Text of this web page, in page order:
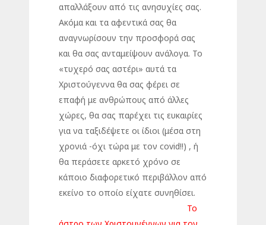
απαλλάξουν από τις ανησυχίες σας.
Ακόμα και τα αφεντικά σας θα
αναγνωρίσουν την προσφορά σας
και θα σας ανταμείψουν ανάλογα. Το
«τυχερό σας αστέρι» αυτά τα
Χριστούγεννα θα σας φέρει σε
επαφή με ανθρώπους από άλλες
χώρες, θα σας παρέχει τις ευκαιρίες
για να ταξιδέψετε οι ίδιοι (μέσα στη
χρονιά -όχι τώρα με τον covid!!) , ή
θα περάσετε αρκετό χρόνο σε
κάποιο διαφορετικό περιβάλλον από
εκείνο το οποίο είχατε συνηθίσει.
Το